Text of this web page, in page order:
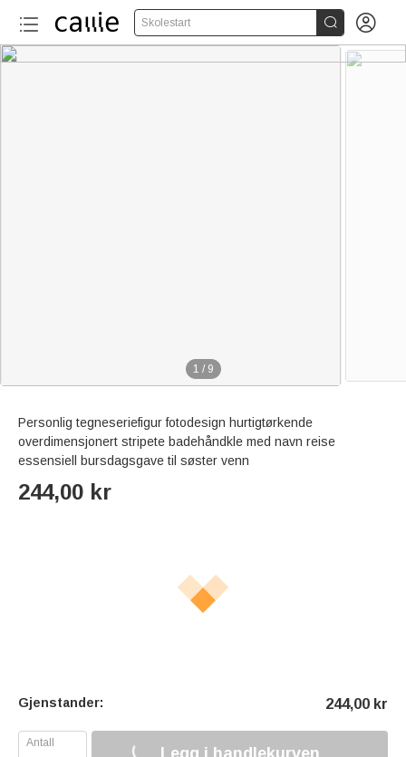
Skolestart  
1 / 9
Personlig tegneseriefigur fotodesign hurtigtørkende
overdimensjonert stripete badehåndkle med navn reise
essensiell bursdagsgave til søster venn
244,00 kr
Gjenstander: 244,00 kr
Legg i handlekurven